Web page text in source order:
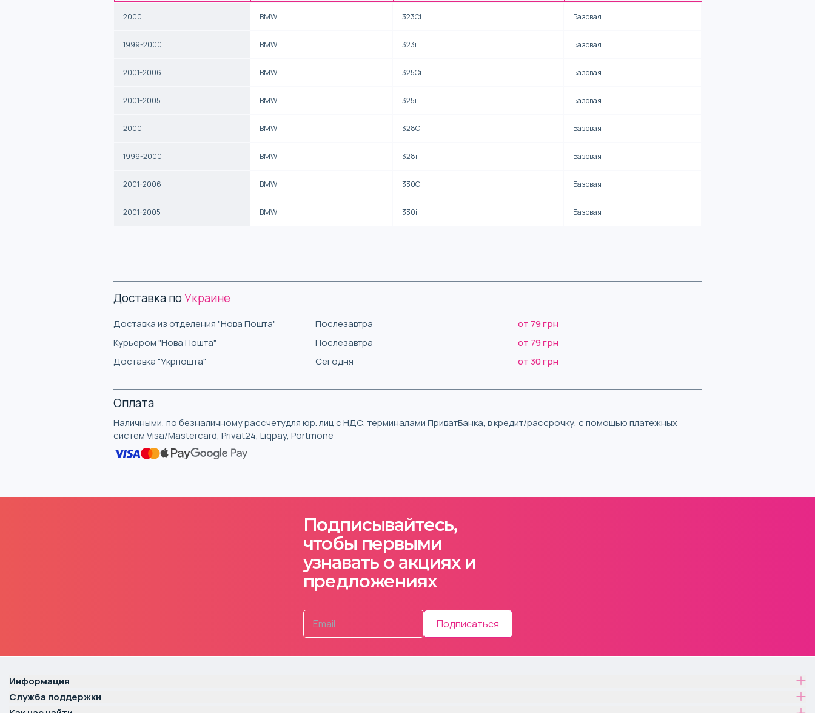
2000 BMW 323Ci Базовая
1999-2000 BMW 323i Базовая
2001-2006 BMW 325Ci Базовая
2001-2005 BMW 325i Базовая
2000 BMW 328Ci Базовая
1999-2000 BMW 328i Базовая
2001-2006 BMW 330Ci Базовая
2001-2005 BMW 330i Базовая
Доставка поУкраине
Доставка из отделения "Нова Пошта" Послезавтра
от 79 грн
Курьером "Нова Пошта"
Послезавтра
от 79 грн
Доставка "Укрпошта"
Сегодня от 30 грн
Оплата
Наличными, по безналичному рассчетудля юр. лиц с НДС, терминалами ПриватБанка, в кредит/рассрочку, с помощью платежных
систем Visa/Mastercard, Privat24, Liqpay, Portmone
Подписывайтесь,
чтобы первыми
узнавать о акциях и
предложениях
Подписаться
Информация
Служба поддержки